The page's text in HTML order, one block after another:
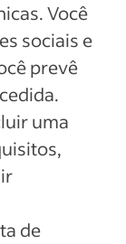
Você
sociais e
prevê
uma
de